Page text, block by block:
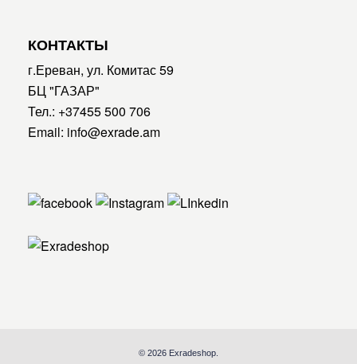
КОНТАКТЫ
г.Ереван, ул. Комитас 59
БЦ "ГАЗАР"
Тел.: +37455 500 706
Email: info@exrade.am
© 2026 Exradeshop.